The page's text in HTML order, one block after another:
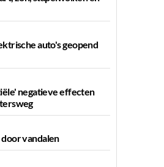
auto's geopend
negatieve effecten
vandalen